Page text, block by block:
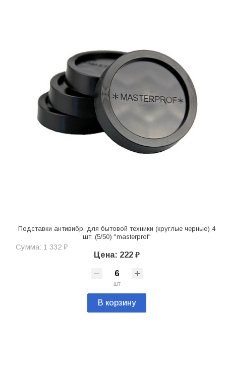
Подставки антивибр. для бытовой техники (круглые черные) 4
шт. (5/50) "masterprof"
Сумма: 1 332 ₽
Цена: 222 ₽
шт
В корзину